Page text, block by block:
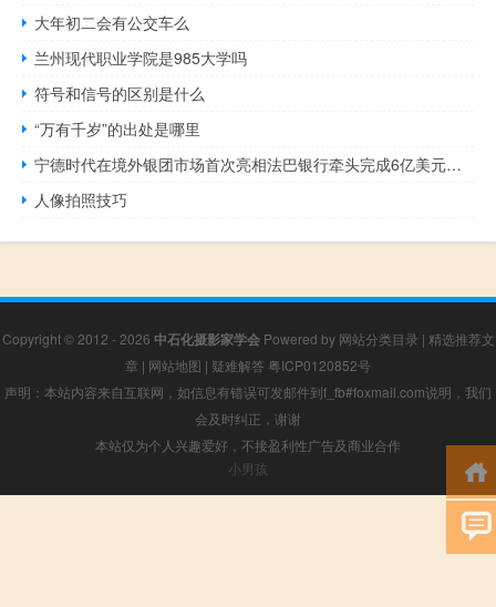
大年初二会有公交车么
兰州现代职业学院是985大学吗
符号和信号的区别是什么
“万有千岁”的出处是哪里
宁德时代在境外银团市场首次亮相法巴银行牵头完成6亿美元银团贷款
人像拍照技巧
Copyright © 2012 - 2026 中石化摄影家学会Powered by 网站分类目录 | 精选推荐文
章 | 网站地图 | 疑难解答 粤ICP0120852号
声明：本站内容来自互联网，如信息有错误可发邮件到f_fb#foxmail.com说明，我们
会及时纠正，谢谢
本站仅为个人兴趣爱好，不接盈利性广告及商业合作
小男孩